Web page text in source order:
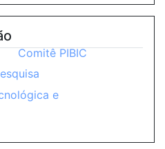
Comitê PIBIC
e